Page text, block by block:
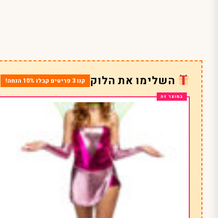
השלימו את הלוק קנו 3 פריטים קבלו 10% הנחה!